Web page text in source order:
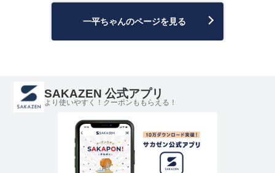
一平ちゃんのページを見る
SAKAZEN 公式アプリ
より使いやすく！クーポンももらえる！